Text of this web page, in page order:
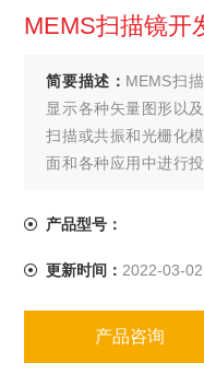
MEMS扫描镜开
简要描述： MEMS扫
显示各种矢量图形以
扫描或共振和光栅化
面和各种应用中进行
携性和小型性-该套件
产品型号：
更新时间： 2022-03-02
产品咨询